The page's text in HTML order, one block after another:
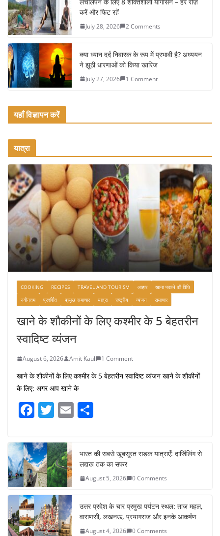
k
करें और फिट रहें
July 28, 2026 2 Comments
क्या ध्यान दर्द निवारक के रूप में प्रभावी है? अध्ययन
ने झूठी धारणाओं को किया खारिज
July 27, 2026 1 Comment
यहाँ विज्ञापन करें
यात्रा
COOKING RECIPES TRAVEL AND TOURISM आहार
खाना पकाने की विधि
नवीनतम
प्रदर्शित प्रमुख समाचार यात्रा राष्ट्रीय व्यंजन समाचार
खाने के शौकीनों के लिए कश्मीर के 5 बेहतरीन
स्वादिष्ट व्यंजन
August 6, 2026 Amit Kaul 1 Comment
खाने के शौकीनों के लिए कश्मीर के 5 बेहतरीन स्वादिष्ट व्यंजन खाने के शौकीनों
के लिए: अगर आप खाने के
F
c
e
b
o
o
k
T
itt
er
E
e
भारत की सबसे खूबसूरत सड़क यात्राएँ: दार्जिलिंग से
लद्दाख तक का सफर
August 5, 2026 0 Comments
उत्तर प्रदेश के चार प्रमुख पर्यटन स्थल: ताज महल,
वाराणसी, लखनऊ, प्रयागराज और इनके आकर्षण
August 4, 2026 0 Comments